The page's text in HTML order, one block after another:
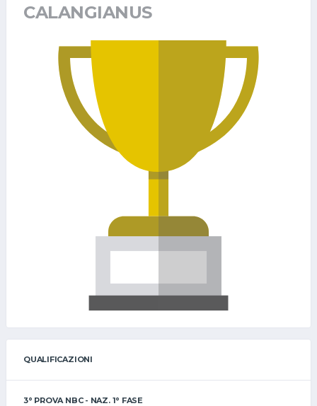
CALANGIANUS
QUALIFICAZIONI
3° PROVA NBC - NAZ. 1° FASE